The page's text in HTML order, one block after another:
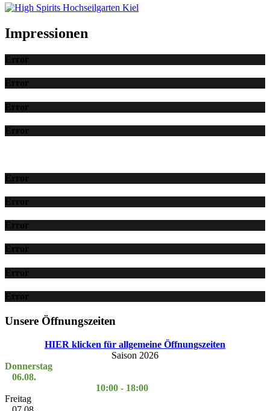
Impressionen
Error
Error
Error
Error
Error
Error
Error
Error
Error
Error
Unsere Öffnungszeiten
HIER klicken für allgemeine Öffnungszeiten
Saison 2026
Donnerstag
06.08.
10:00 - 18:00
Freitag